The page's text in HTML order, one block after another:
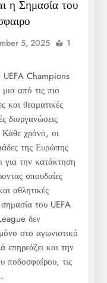
η Σημασία του
5, 2025
1
Champions
από τις πιο
και θεαματικές
διοργανώσεις
χρόνο, οι
της Ευρώπης
για την κατάκτηση
σπουδαίες
αθλητικές
του UEFA
δεν
στο αγωνιστικό
επηρεάζει και την
ποδοσφαίρου, τις